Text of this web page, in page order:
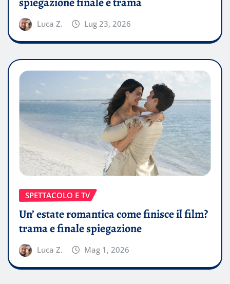
Luca Z. Lug 23, 2026
SPETTACOLO E TV
Un’ estate romantica come finisce il film?
trama e finale spiegazione
Luca Z. Mag 1, 2026